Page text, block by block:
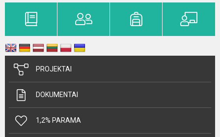
PROJEKTAI
DOKUMENTAI
1,2% PARAMA